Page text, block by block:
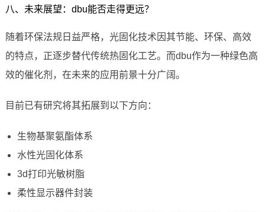
八、未来展望：dbu能否走得更远？
随着环保法规日益严格，光固化技术因其节能、环保、高效
的特点，正逐步替代传统热固化工艺。而dbu作为一种绿色高
效的催化剂，在未来的应用前景十分广阔。
目前已有研究将其拓展到以下方向：
生物基聚氨酯体系
水性光固化体系
3d打印光敏树脂
柔性显示器件封装